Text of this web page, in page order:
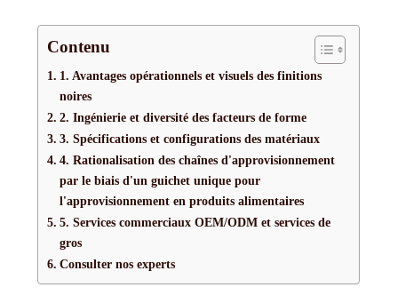
Contenu
1. Avantages opérationnels et visuels des finitions
noires
2. Ingénierie et diversité des facteurs de forme
3. Spécifications et configurations des matériaux
4. Rationalisation des chaînes d'approvisionnement
par le biais d'un guichet unique pour
l'approvisionnement en produits alimentaires
5. Services commerciaux OEM/ODM et services de
gros
Consulter nos experts